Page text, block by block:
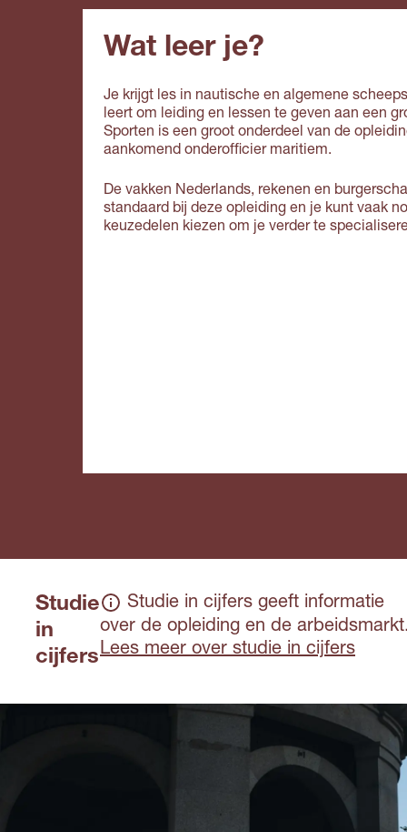
Wat leer je?
Je krijgt les in nautische en algemene
leert om leiding en lessen te geven aan een
Sporten is een groot onderdeel van de
aankomend onderofficier maritiem.
De vakken Nederlands, rekenen en
standaard bij deze opleiding en je kunt vaak
keuzedelen kiezen om je verder te
Studie
in
cijfers
Studie in cijfers geeft informatie
over de opleiding en de
Lees meer over studie in cijfers